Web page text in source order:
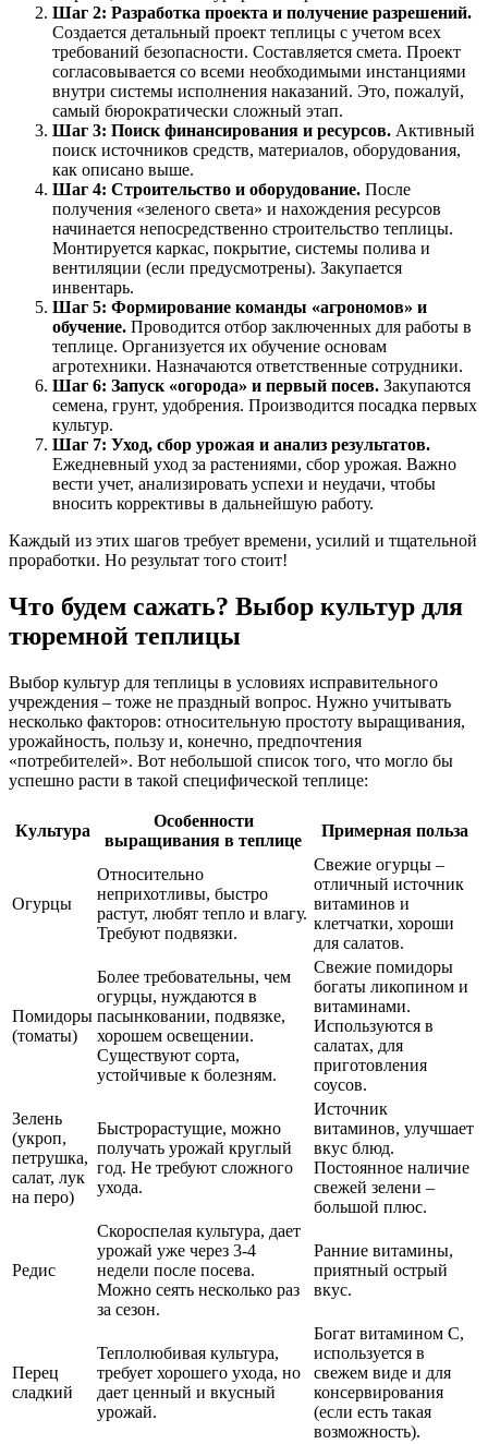
Шаг 2: Разработка проекта и получение разрешений.
Создается детальный проект теплицы с учетом всех
требований безопасности. Составляется смета. Проект
согласовывается со всеми необходимыми инстанциями
внутри системы исполнения наказаний. Это, пожалуй,
самый бюрократически сложный этап.
Шаг 3: Поиск финансирования и ресурсов. Активный
поиск источников средств, материалов, оборудования,
как описано выше.
Шаг 4: Строительство и оборудование. После
получения «зеленого света» и нахождения ресурсов
начинается непосредственно строительство теплицы.
Монтируется каркас, покрытие, системы полива и
вентиляции (если предусмотрены). Закупается
инвентарь.
Шаг 5: Формирование команды «агрономов» и
обучение. Проводится отбор заключенных для работы в
теплице. Организуется их обучение основам
агротехники. Назначаются ответственные сотрудники.
Шаг 6: Запуск «огорода» и первый посев. Закупаются
семена, грунт, удобрения. Производится посадка первых
культур.
Шаг 7: Уход, сбор урожая и анализ результатов.
Ежедневный уход за растениями, сбор урожая. Важно
вести учет, анализировать успехи и неудачи, чтобы
вносить коррективы в дальнейшую работу.
Каждый из этих шагов требует времени, усилий и тщательной
проработки. Но результат того стоит!
Что будем сажать? Выбор культур для
тюремной теплицы
Выбор культур для теплицы в условиях исправительного
учреждения – тоже не праздный вопрос. Нужно учитывать
несколько факторов: относительную простоту выращивания,
урожайность, пользу и, конечно, предпочтения
«потребителей». Вот небольшой список того, что могло бы
успешно расти в такой специфической теплице:
Культура
Особенности
выращивания в теплице
Примерная польза
Огурцы
Относительно
неприхотливы, быстро
растут, любят тепло и влагу.
Требуют подвязки.
Свежие огурцы –
отличный источник
витаминов и
клетчатки, хороши
для салатов.
Помидоры
(томаты)
Более требовательны, чем
огурцы, нуждаются в
пасынковании, подвязке,
хорошем освещении.
Существуют сорта,
устойчивые к болезням.
Свежие помидоры
богаты ликопином и
витаминами.
Используются в
салатах, для
приготовления
соусов.
Зелень
(укроп,
петрушка,
салат, лук
на перо)
Быстрорастущие, можно
получать урожай круглый
год. Не требуют сложного
ухода.
Источник
витаминов, улучшает
вкус блюд.
Постоянное наличие
свежей зелени –
большой плюс.
Редис
Скороспелая культура, дает
урожай уже через 3-4
недели после посева.
Можно сеять несколько раз
за сезон.
Ранние витамины,
приятный острый
вкус.
Перец
сладкий
Теплолюбивая культура,
требует хорошего ухода, но
дает ценный и вкусный
урожай.
Богат витамином С,
используется в
свежем виде и для
консервирования
(если есть такая
возможность).